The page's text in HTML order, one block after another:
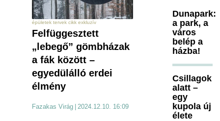
épületek tervek cikk exkluzív
Felfüggesztett
„lebegő” gömbházak
a fák között –
egyedülálló erdei
élmény
Fazakas Virág 2024.12.10. 16:09
Dunapark:
a park, a
város
belép a
házba!
Csillagok
alatt –
egy
kupola új
élete